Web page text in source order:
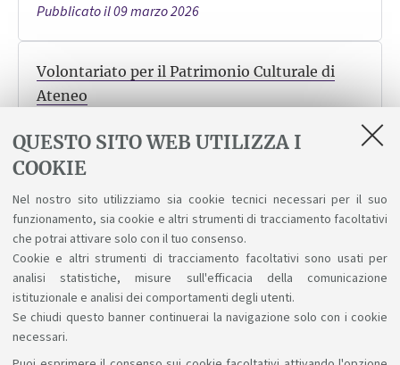
QUESTO SITO WEB UTILIZZA I
COOKIE
Nel nostro sito utilizziamo sia cookie tecnici necessari per il suo
funzionamento, sia cookie e altri strumenti di tracciamento facoltativi
che potrai attivare solo con il tuo consenso.
Cookie e altri strumenti di tracciamento facoltativi sono usati per
analisi statistiche, misure sull'efficacia della comunicazione
istituzionale e analisi dei comportamenti degli utenti.
Se chiudi questo banner continuerai la navigazione solo con i cookie
necessari.
Pubblicato il 09 marzo 2026
Volontariato per il Patrimonio Culturale di
Ateneo
scienza e nell'arte? Candidati e svolgi il servizio di
civile di volontariato per il patrimonio culturale.
Scadenza: 8 aprile.
Pubblicato il 05 marzo 2026
1 2 3 4 5 6